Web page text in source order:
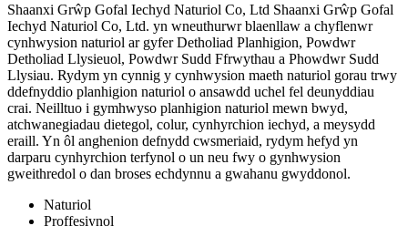
Shaanxi Grŵp Gofal Iechyd Naturiol Co, Ltd Shaanxi Grŵp Gofal
Iechyd Naturiol Co, Ltd. yn wneuthurwr blaenllaw a chyflenwr
cynhwysion naturiol ar gyfer Detholiad Planhigion, Powdwr
Detholiad Llysieuol, Powdwr Sudd Ffrwythau a Phowdwr Sudd
Llysiau. Rydym yn cynnig y cynhwysion maeth naturiol gorau trwy
ddefnyddio planhigion naturiol o ansawdd uchel fel deunyddiau
crai. Neilltuo i gymhwyso planhigion naturiol mewn bwyd,
atchwanegiadau dietegol, colur, cynhyrchion iechyd, a meysydd
eraill. Yn ôl anghenion defnydd cwsmeriaid, rydym hefyd yn
darparu cynhyrchion terfynol o un neu fwy o gynhwysion
gweithredol o dan broses echdynnu a gwahanu gwyddonol.
Naturiol
Proffesiynol